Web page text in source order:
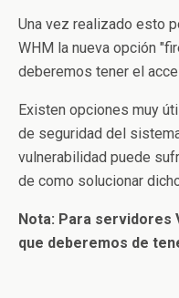
Una vez realizado esto
WHM la nueva opción
deberemos tener el
Existen opciones muy
de seguridad del
vulnerabilidad puede
de como solucionar
Nota: Para servidores
que deberemos de